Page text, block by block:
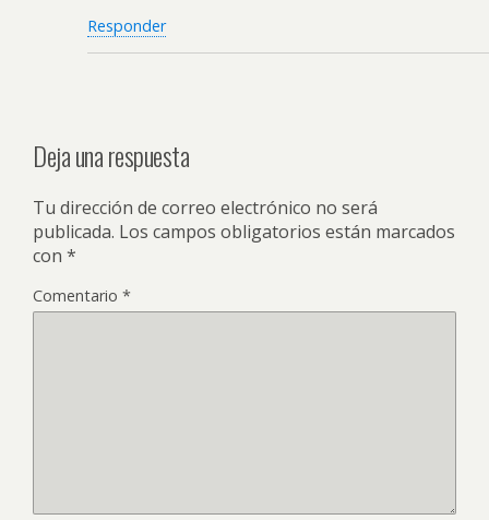
Responder
Deja una respuesta
Tu dirección de correo electrónico no será
publicada. Los campos obligatorios están marcados
con *
Comentario *